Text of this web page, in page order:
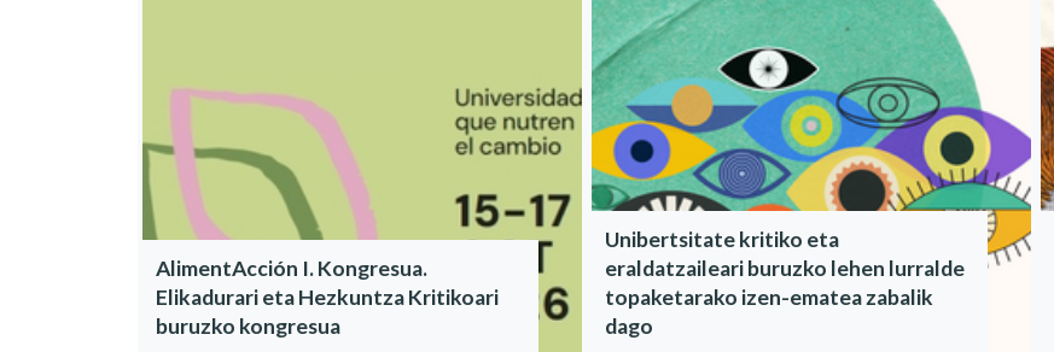
AlimentAcción I. Kongresua.
Elikadurari eta Hezkuntza Kritikoari
buruzko kongresua
Unibertsitate kritiko eta
eraldatzaileari buruzko lehen lurralde
topaketarako izen-ematea zabalik
dago